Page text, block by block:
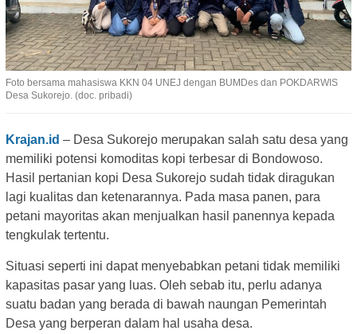
Foto bersama mahasiswa KKN 04 UNEJ dengan BUMDes dan POKDARWIS
Desa Sukorejo. (doc. pribadi)
Krajan.id – Desa Sukorejo merupakan salah satu desa yang
memiliki potensi komoditas kopi terbesar di Bondowoso.
Hasil pertanian kopi Desa Sukorejo sudah tidak diragukan
lagi kualitas dan ketenarannya. Pada masa panen, para
petani mayoritas akan menjualkan hasil panennya kepada
tengkulak tertentu.
Situasi seperti ini dapat menyebabkan petani tidak memiliki
kapasitas pasar yang luas. Oleh sebab itu, perlu adanya
suatu badan yang berada di bawah naungan Pemerintah
Desa yang berperan dalam hal usaha desa.